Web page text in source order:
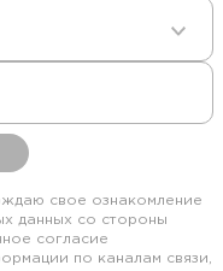
свое ознакомление
данных со стороны
согласие
по каналам связи,